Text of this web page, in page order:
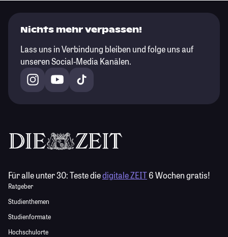
Nichts mehr verpassen!
Lass uns in Verbindung bleiben und folge uns auf
unseren Social-Media Kanälen.
Für alle unter 30:Teste diedigitale ZEIT6 Wochen gratis!
Ratgeber
Studienthemen
Studienformate
Hochschulorte